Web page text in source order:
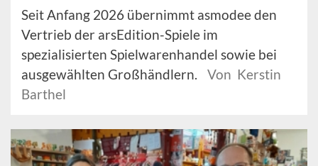
Seit Anfang 2026 übernimmt asmodee den
Vertrieb der arsEdition-Spiele im
spezialisierten Spielwarenhandel sowie bei
ausgewählten Großhändlern.
Von Kerstin
Barthel